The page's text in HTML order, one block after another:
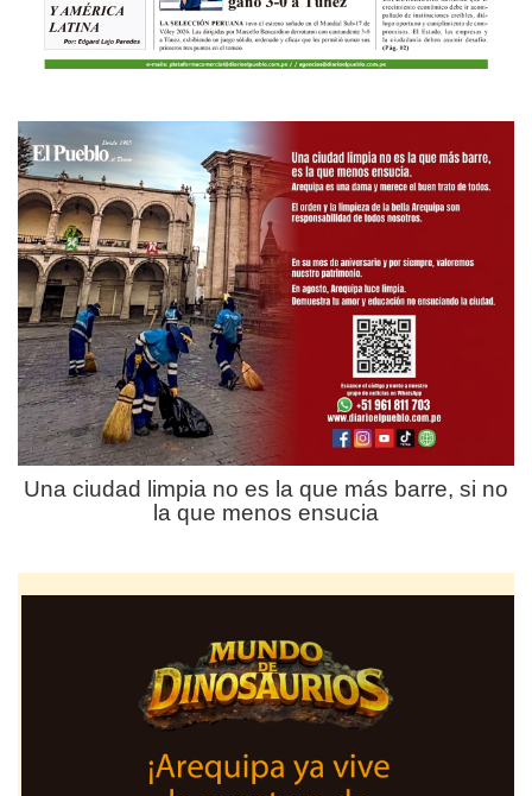
Una ciudad limpia no es la que más barre, si no
la que menos ensucia